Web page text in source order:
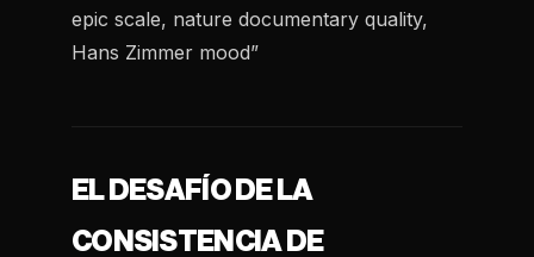
epic scale, nature documentary quality,
Hans Zimmer mood”
EL DESAFÍO DE LA
CONSISTENCIA DE